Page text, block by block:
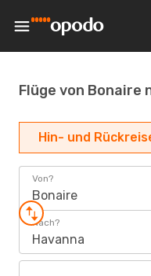
Flüge von Bonaire
Hin- und
Von?
Bonaire
Nach?
Havanna